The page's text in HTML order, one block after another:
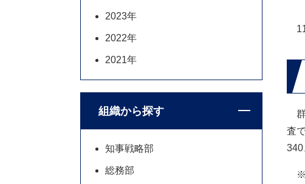
11
群
査
340
※
2023年
2022年
2021年
組織から探す
知事戦略部
総務部